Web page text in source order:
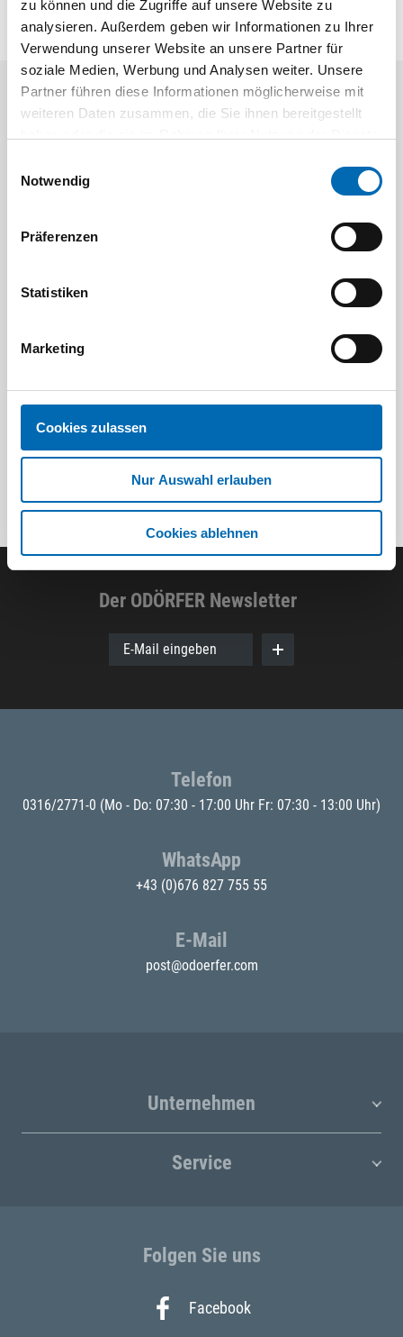
zu können und die Zugriffe auf unsere Website zu
analysieren. Außerdem geben wir Informationen zu Ihrer
Verwendung unserer Website an unsere Partner für
soziale Medien, Werbung und Analysen weiter. Unsere
Partner führen diese Informationen möglicherweise mit
weiteren Daten zusammen, die Sie ihnen bereitgestellt
Notwendig
Präferenzen
Statistiken
Marketing
Cookies zulassen
Nur Auswahl erlauben
Cookies ablehnen
Aktuelle Angebote
Bit-
Artikel-Nr.
Der ODÖRFER Newsletter
E-Mail eingeben
Telefon
0316/2771-0 (Mo - Do: 07:30 - 17:00 Uhr Fr: 07:30 - 13:00 Uhr)
WhatsApp
+43 (0)676 827 755 55
E-Mail
post@odoerfer.com
Unternehmen
Service
Folgen Sie uns
Facebook